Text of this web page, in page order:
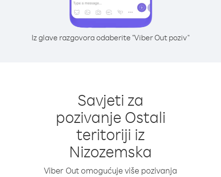
Iz glave razgovora odaberite "Viber Out poziv"
Savjeti za
pozivanje Ostali
teritoriji iz
Nizozemska
Viber Out omogućuje više pozivanja